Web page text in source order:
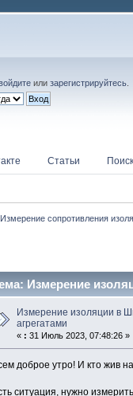
или зарегистрируйтесь
Статьи Поиск
Измерение сопротивления
Измерение
Измерение изоляции в
агрегатами
« : 31 Июль 2023, 07:48:26 »
доброе утро! И кто жив
ситуация, нужно